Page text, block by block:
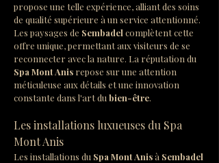
propose une telle expérience, alliant des soins
de qualité supérieure à un service attentionné.
Les paysages de Sembadel complètent cette
offre unique, permettant aux visiteurs de se
reconnecter avec la nature. La réputation du
Spa Mont Anis repose sur une attention
méticuleuse aux détails et une innovation
constante dans l'art du bien-être.
Les installations luxueuses du Spa
Mont Anis
Les installations du Spa Mont Anis à Sembadel